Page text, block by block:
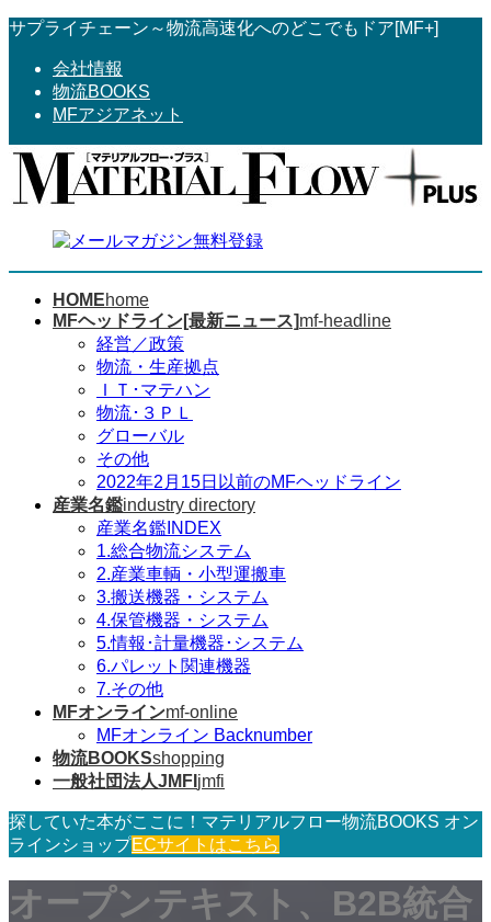
コ
へ
ス
ナ
ョ
ン
サプライチェーン～物流高速化へのどこでもドア[MF+]
会社情報
物流BOOKS
MFアジアネット
HOMEhome
MFヘッドライン[最新ニュース]mf-headline
経営／政策
物流・生産拠点
ＩＴ･マテハン
物流･３ＰＬ
グローバル
その他
2022年2月15日以前のMFヘッドライン
産業名鑑industry directory
産業名鑑INDEX
1.総合物流システム
2.産業車輌・小型運搬車
3.搬送機器・システム
4.保管機器・システム
5.情報･計量機器･システム
6.パレット関連機器
7.その他
MFオンラインmf-online
MFオンライン Backnumber
物流BOOKSshopping
一般社団法人JMFI jmfi
探していた本がここに！マテリアルフロー物流BOOKS オン
ラインショップECサイトはこちら
オープンテキスト、B2B統合